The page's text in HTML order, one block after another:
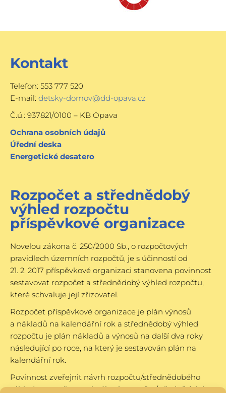
Kontakt
Telefon: 553 777 520
E-mail: detsky-domov@dd-opava.cz
Č.ú.: 937821/0100 – KB Opava
Ochrana osobních údajů
Úřední deska
Energetické desatero
Rozpočet a střednědobý
výhled rozpočtu
příspěvkové organizace
Novelou zákona č. 250/2000 Sb., o rozpočtových
pravidlech územních rozpočtů, je s účinností od
21. 2. 2017 příspěvkové organizaci stanovena povinnost
sestavovat rozpočet a střednědobý výhled rozpočtu,
které schvaluje její zřizovatel.
Rozpočet příspěvkové organizace je plán výnosů
a nákladů na kalendářní rok a střednědobý výhled
rozpočtu je plán nákladů a výnosů na další dva roky
následující po roce, na který je sestavován plán na
kalendářní rok.
Povinnost zveřejnit návrh rozpočtu/střednědobého
výhledu rozpočtu a schválený rozpočet/střednědobý